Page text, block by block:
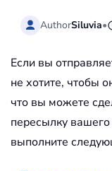
AuthorSiluvia•
Если вы
не хотите, чтобы
что вы можете
пересылку
выполните